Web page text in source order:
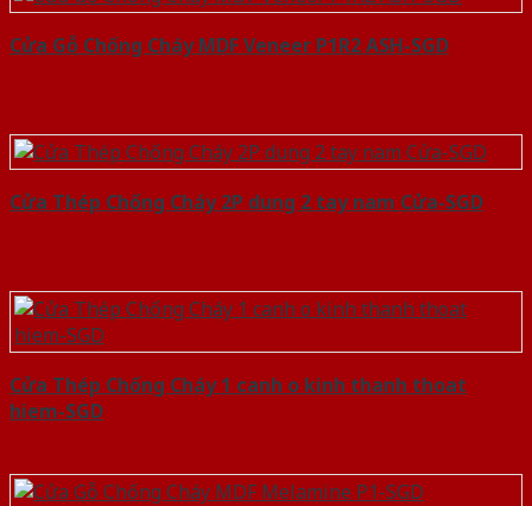
Cửa Gỗ Chống Cháy MDF Veneer P1R2 ASH-SGD
Cửa Thép Chống Cháy 2P dung 2 tay nam Cửa-SGD
Cửa Thép Chống Cháy 1 canh o kinh thanh thoat
hiem-SGD